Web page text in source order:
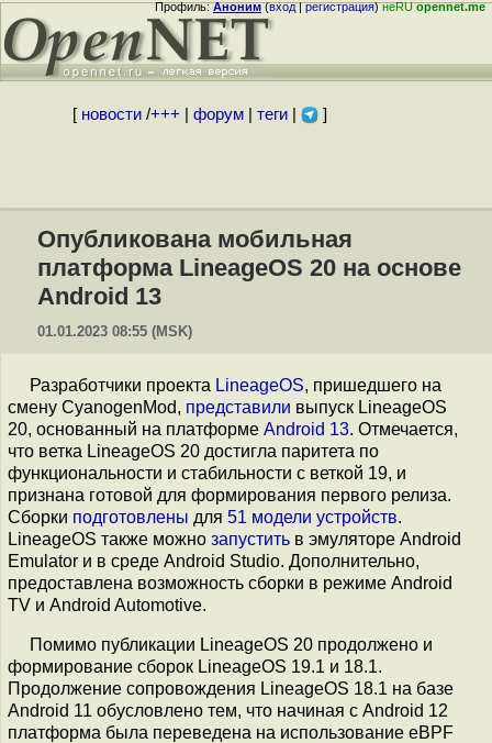
Профиль:Аноним(вход|регистрация)неRUopennet.me
[ новости/+++ форум| теги| ]
Опубликована мобильная
платформа LineageOS 20 на основе
Android 13
01.01.2023 08:55 (MSK)
Разработчики проекта LineageOS, пришедшего на
смену CyanogenMod, представили выпуск LineageOS
20, основанный на платформе Android 13. Отмечается,
что ветка LineageOS 20 достигла паритета по
функциональности и стабильности c веткой 19, и
признана готовой для формирования первого релиза.
Сборки подготовлены для 51 модели устройств.
LineageOS также можно запустить в эмуляторе Android
Emulator и в среде Android Studio. Дополнительно,
предоставлена возможность сборки в режиме Android
TV и Android Automotive.
Помимо публикации LineageOS 20 продолжено и
формирование сборок LineageOS 19.1 и 18.1.
Продолжение сопровождения LineageOS 18.1 на базе
Android 11 обусловлено тем, что начиная с Android 12
платформа была переведена на использование eBPF